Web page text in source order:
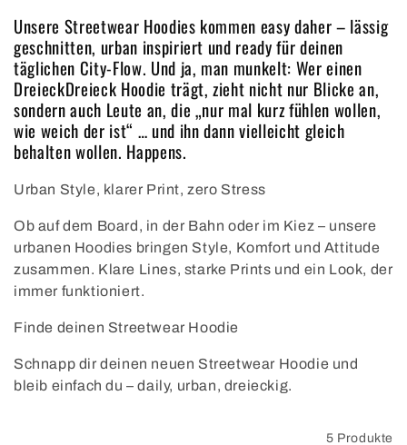
Unsere Streetwear Hoodies kommen easy daher – lässig
geschnitten, urban inspiriert und ready für deinen
täglichen City-Flow. Und ja, man munkelt: Wer einen
DreieckDreieck Hoodie trägt, zieht nicht nur Blicke an,
sondern auch Leute an, die „nur mal kurz fühlen wollen,
wie weich der ist“ … und ihn dann vielleicht gleich
behalten wollen. Happens.
Urban Style, klarer Print, zero Stress
Ob auf dem Board, in der Bahn oder im Kiez – unsere
urbanen Hoodies bringen Style, Komfort und Attitude
zusammen. Klare Lines, starke Prints und ein Look, der
immer funktioniert.
Finde deinen Streetwear Hoodie
Schnapp dir deinen neuen Streetwear Hoodie und
bleib einfach du – daily, urban, dreieckig.
5 Produkte